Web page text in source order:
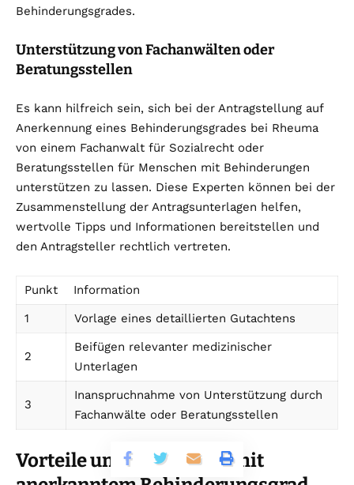
Behinderungsgrades.
Unterstützung von Fachanwälten oder
Beratungsstellen
Es kann hilfreich sein, sich bei der Antragstellung auf
Anerkennung eines Behinderungsgrades bei Rheuma
von einem Fachanwalt für Sozialrecht oder
Beratungsstellen für Menschen mit Behinderungen
unterstützen zu lassen. Diese Experten können bei der
Zusammenstellung der Antragsunterlagen helfen,
wertvolle Tipps und Informationen bereitstellen und
den Antragsteller rechtlich vertreten.
Punkt
Information
1
Vorlage eines detaillierten Gutachtens
2
Beifügen relevanter medizinischer
Unterlagen
3
Inanspruchnahme von Unterstützung durch
Fachanwälte oder Beratungsstellen
Vorteile und Leistungen mit